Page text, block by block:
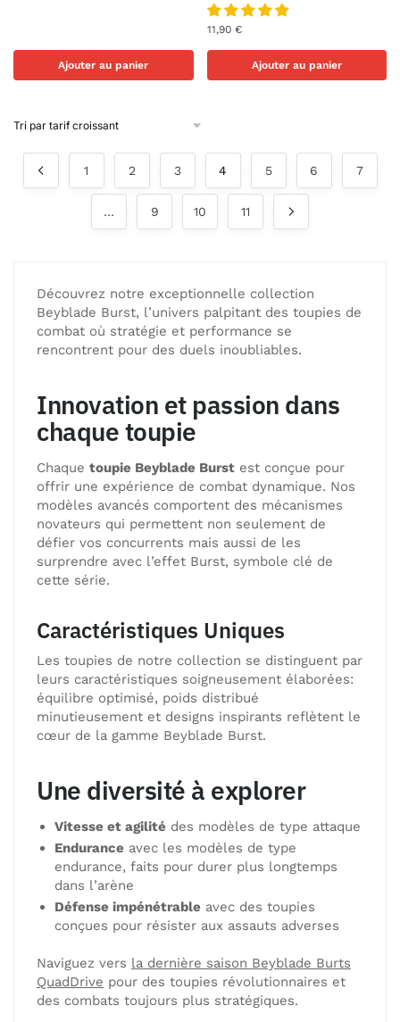
Ajouter au panier
11,90 €
Ajouter au panier
1 2 3 4 5 6 7
… 9 10 11
Découvrez notre exceptionnelle collection
Beyblade Burst, l’univers palpitant des toupies de
combat où stratégie et performance se
rencontrent pour des duels inoubliables.
Innovation et passion dans
chaque toupie
Chaque toupie Beyblade Burst est conçue pour
offrir une expérience de combat dynamique. Nos
modèles avancés comportent des mécanismes
novateurs qui permettent non seulement de
défier vos concurrents mais aussi de les
surprendre avec l’effet Burst, symbole clé de
cette série.
Caractéristiques Uniques
Les toupies de notre collection se distinguent par
leurs caractéristiques soigneusement élaborées:
équilibre optimisé, poids distribué
minutieusement et designs inspirants reflètent le
cœur de la gamme Beyblade Burst.
Une diversité à explorer
Vitesse et agilité des modèles de type attaque
Endurance avec les modèles de type
endurance, faits pour durer plus longtemps
dans l’arène
Défense impénétrable avec des toupies
conçues pour résister aux assauts adverses
Naviguez vers la dernière saison Beyblade Burts
QuadDrive pour des toupies révolutionnaires et
des combats toujours plus stratégiques.